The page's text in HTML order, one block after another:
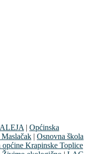
| Općinska
| Osnovna škola
općine Krapinske Toplice